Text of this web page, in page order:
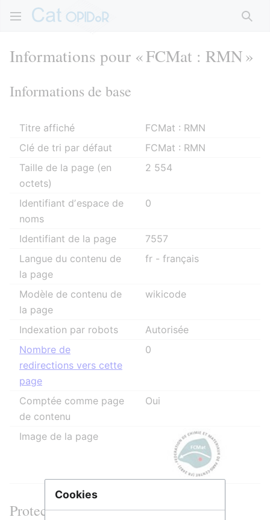
Informations pour « FCMat : RMN »
Informations de base
Titre affiché
FCMat : RMN
Clé de tri par défaut
FCMat : RMN
Taille de la page (en
octets)
2 554
Identifiant dʼespace de
noms
0
Identifiant de la page
7557
Langue du contenu de
la page
fr - français
Modèle de contenu de
la page
wikicode
Indexation par robots
Autorisée
Nombre de
redirections vers cette
page
0
Comptée comme page
de contenu
Oui
Image de la page
Protection de la page
Cookies